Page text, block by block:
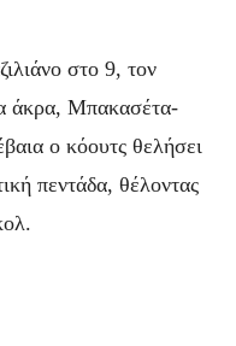
στο 9, τον
άκρα, Μπακασέτα-
ο κόουτς θελήσει
πεντάδα, θέλοντας